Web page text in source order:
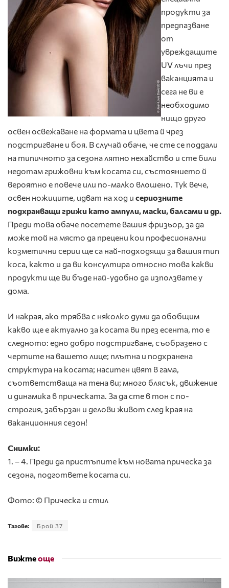
продукти за
предпазване
от
увреждащите
UV лъчи през
ваканцията и
сега не ви е
необходимо
нищо друго
освен освежаване на формата и цвета й чрез
подстригване и боя. В случай обаче, че сте се поддали
на типичното за сезона лятно нехайство и сте били
недотам грижовни към косата си, състоянието й
вероятно е повече или по-малко влошено. Тук вече,
освен ножиците, идват на ход и сериозните
подхранващи грижи като ампули, маски, балсами и др.
Преди това обаче посетете вашия фризьор, за да
може той на място да прецени кои професионални
козметични серии ще са най-подходящи за вашия тип
коса, както и да ви консултира относно това какви
продукти ще ви бъде най-удобно да използвате у
дома.
И накрая, ако трябва с няколко думи да обобщим
какво ще е актуално за косата ви през есента, то е
следното: едно добро подстригване, съобразено с
чертите на вашето лице; плътна и подхранена
структура на косата; наситен цвят в гама,
съответстваща на тена ви; много блясък, движение
и динамика в прическата. За да сте в тон с по-
строгия, забързан и делови живот след края на
ваканционния сезон!
Снимки:
1. – 4. Преди да пристъпите към новата прическа за
сезона, подгответе косата си.
Фото: © Прическа и стил
Тагове: Брой 37
Вижтеоще